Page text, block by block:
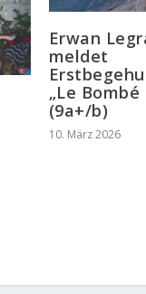
Erwan
meldet
„Le Bombé
(9a+/b)
10. März 2026